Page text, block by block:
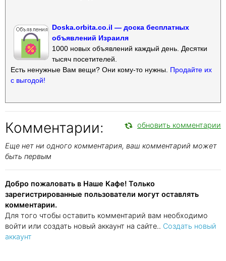
Doska.orbita.co.il — доска бесплатных
объявлений Израиля
1000 новых объявлений каждый день. Десятки
тысяч посетителей.
Есть ненужные Вам вещи? Они кому-то нужны. Продайте их
с выгодой!
Комментарии: обновить комментарии
Еще нет ни одного комментария, ваш комментарий может
быть первым
Добро пожаловать в Наше Кафе! Только
зарегистрированные пользователи могут оставлять
комментарии.
Для того чтобы оставить комментарий вам необходимо
войти или создать новый аккаунт на сайте.. Создать новый
аккаунт